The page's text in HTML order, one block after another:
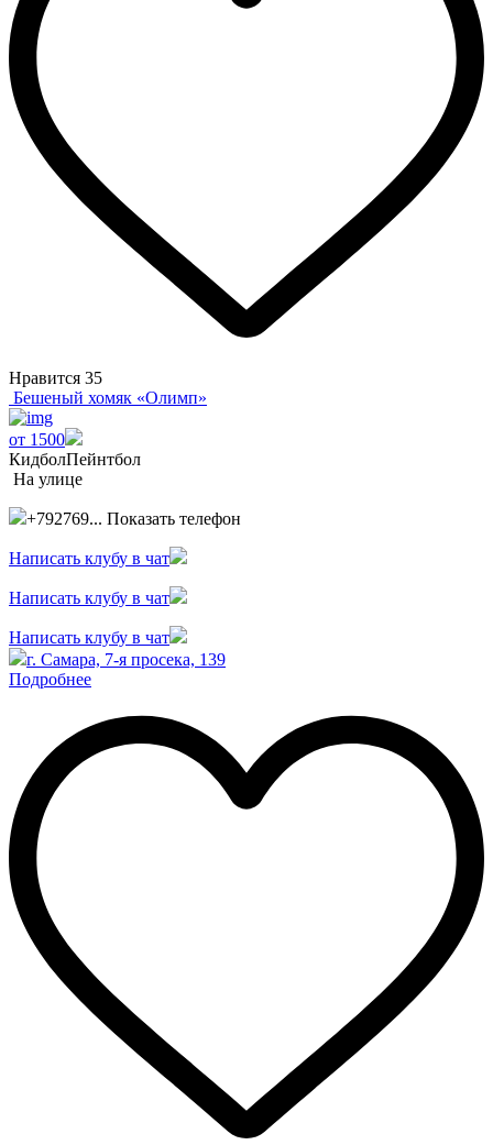
Нравится 35
Бешеный хомяк «Олимп»
от 1500
КидболПейнтбол
На улице
+792769... Показать телефон
Написать клубу в чат
Написать клубу в чат
Написать клубу в чат
г. Самара, 7-я просека, 139
Подробнее